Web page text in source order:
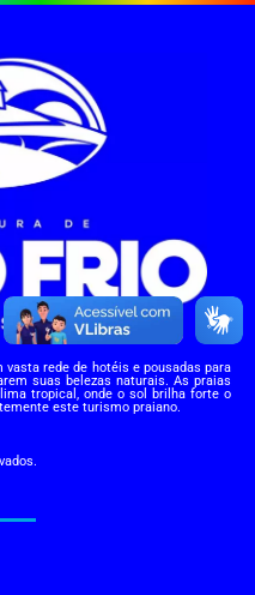
rede de hotéis e pousadas para
suas belezas naturais. As praias
tropical, onde o sol brilha forte o
este turismo praiano.